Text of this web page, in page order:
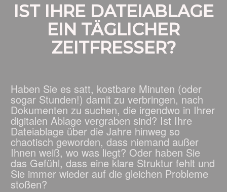
IST IHRE DATEIABLAGE
EIN TÄGLICHER
ZEITFRESSER?
Haben Sie es satt, kostbare Minuten (oder
sogar Stunden!) damit zu verbringen, nach
Dokumenten zu suchen, die irgendwo in Ihrer
digitalen Ablage vergraben sind? Ist Ihre
Dateiablage über die Jahre hinweg so
chaotisch geworden, dass niemand außer
Ihnen weiß, wo was liegt? Oder haben Sie
das Gefühl, dass eine klare Struktur fehlt und
Sie immer wieder auf die gleichen Probleme
stoßen?